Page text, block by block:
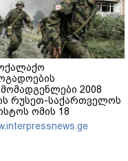
2008
რუსეთ-საქართველოს
ომის 18
ერთობლივ